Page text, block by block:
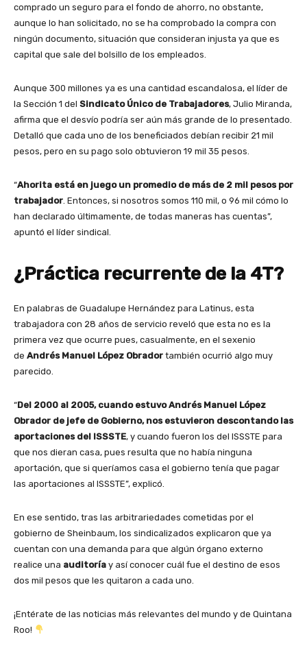
comprado un seguro para el fondo de ahorro, no obstante,
aunque lo han solicitado, no se ha comprobado la compra con
ningún documento, situación que consideran injusta ya que es
capital que sale del bolsillo de los empleados.
Aunque 300 millones ya es una cantidad escandalosa, el líder de
la Sección 1 del Sindicato Único de Trabajadores, Julio Miranda,
afirma que el desvío podría ser aún más grande de lo presentado.
Detalló que cada uno de los beneficiados debían recibir 21 mil
pesos, pero en su pago solo obtuvieron 19 mil 35 pesos.
“Ahorita está en juego un promedio de más de 2 mil pesos por
trabajador. Entonces, si nosotros somos 110 mil, o 96 mil cómo lo
han declarado últimamente, de todas maneras has cuentas”,
apuntó el líder sindical.
¿Práctica recurrente de la 4T?
En palabras de Guadalupe Hernández para Latinus, esta
trabajadora con 28 años de servicio reveló que esta no es la
primera vez que ocurre pues, casualmente, en el sexenio
de Andrés Manuel López Obrador también ocurrió algo muy
parecido.
“Del 2000 al 2005, cuando estuvo Andrés Manuel López
Obrador de jefe de Gobierno, nos estuvieron descontando las
aportaciones del ISSSTE, y cuando fueron los del ISSSTE para
que nos dieran casa, pues resulta que no había ninguna
aportación, que si queríamos casa el gobierno tenía que pagar
las aportaciones al ISSSTE”, explicó.
En ese sentido, tras las arbitrariedades cometidas por el
gobierno de Sheinbaum, los sindicalizados explicaron que ya
cuentan con una demanda para que algún órgano externo
realice una auditoría y así conocer cuál fue el destino de esos
dos mil pesos que les quitaron a cada uno.
¡Entérate de las noticias más relevantes del mundo y de Quintana
Roo!